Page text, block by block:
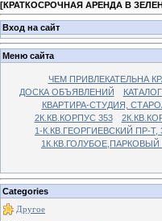
[КРАТКОСРОЧНАЯ АРЕНДА В
Вход на сайт
Меню сайта
ЧЕМ ПРИВЛЕКАТЕЛЬНА
ДОСКА ОБЪЯВЛЕНИЙ
КВАРТИРА-СТУДИЯ,
2К.КВ.КОРПУС 353
1-К.КВ.ГЕОРГИЕВСКИЙ ПР-Т,
1К.КВ.ГОЛУБОЕ,ПАРКОВЫЙ
Categories
Другое